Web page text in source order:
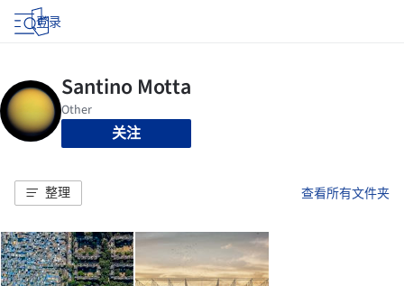
登录
关注
整理 查看所有文件夹